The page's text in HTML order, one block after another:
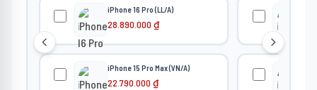
iPhone 16 Pro (LL/A)
28.890.000 ₫
iPhone 15 Pro Max (VN/A)
22.790.000 ₫